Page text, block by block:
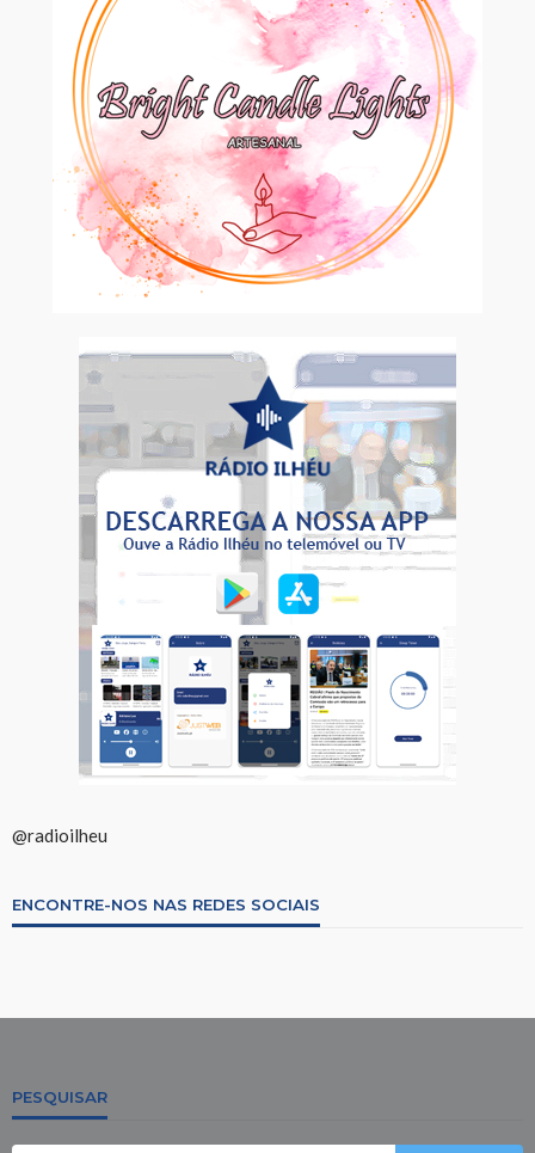
@radioilheu
ENCONTRE-NOS NAS REDES SOCIAIS
PESQUISAR